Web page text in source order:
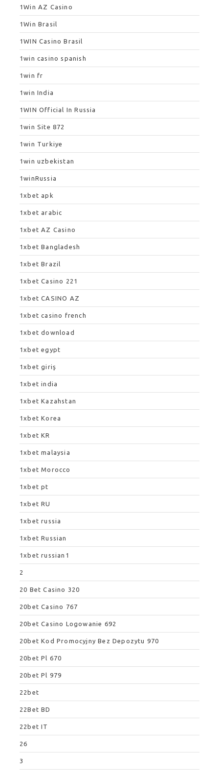
1Win AZ Casino
1Win Brasil
1WIN Casino Brasil
1win casino spanish
1win fr
1win India
1WIN Official In Russia
1win Site 872
1win Turkiye
1win uzbekistan
1winRussia
1xbet apk
1xbet arabic
1xbet AZ Casino
1xbet Bangladesh
1xbet Brazil
1xbet Casino 221
1xbet CASINO AZ
1xbet casino french
1xbet download
1xbet egypt
1xbet giriş
1xbet india
1xbet Kazahstan
1xbet Korea
1xbet KR
1xbet malaysia
1xbet Morocco
1xbet pt
1xbet RU
1xbet russia
1xbet Russian
1xbet russian1
2
20 Bet Casino 320
20bet Casino 767
20bet Casino Logowanie 692
20bet Kod Promocyjny Bez Depozytu 970
20bet Pl 670
20bet Pl 979
22bet
22Bet BD
22bet IT
26
3